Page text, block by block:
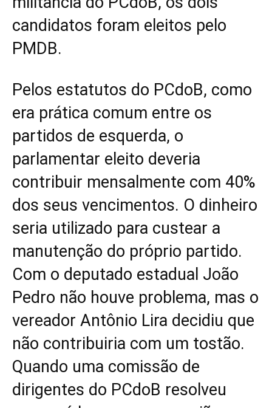
candidatos foram eleitos pelo
PMDB.
Pelos estatutos do PCdoB, como
era prática comum entre os
partidos de esquerda, o
parlamentar eleito deveria
contribuir mensalmente com 40%
dos seus vencimentos. O dinheiro
seria utilizado para custear a
manutenção do próprio partido.
Com o deputado estadual João
Pedro não houve problema, mas o
vereador Antônio Lira decidiu que
não contribuiria com um tostão.
Quando uma comissão de
dirigentes do PCdoB resolveu